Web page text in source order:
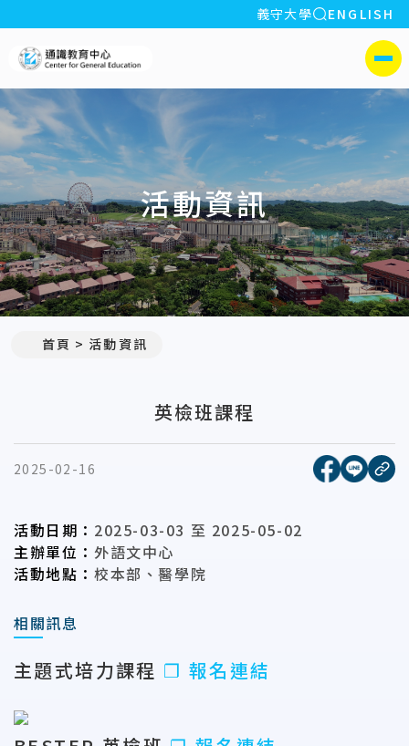
:::
義守大學 全站搜索
ENGLISH
側選單
活動資訊
首頁 活動資訊
英檢班課程
2025-02-16 [另開新
[另開
複
活動日期： 2025-03-03 至 2025-05-02
主辦單位： 外語文中心
活動地點： 校本部、醫學院
相關訊息
主題式培力課程 ❐ 報名連結